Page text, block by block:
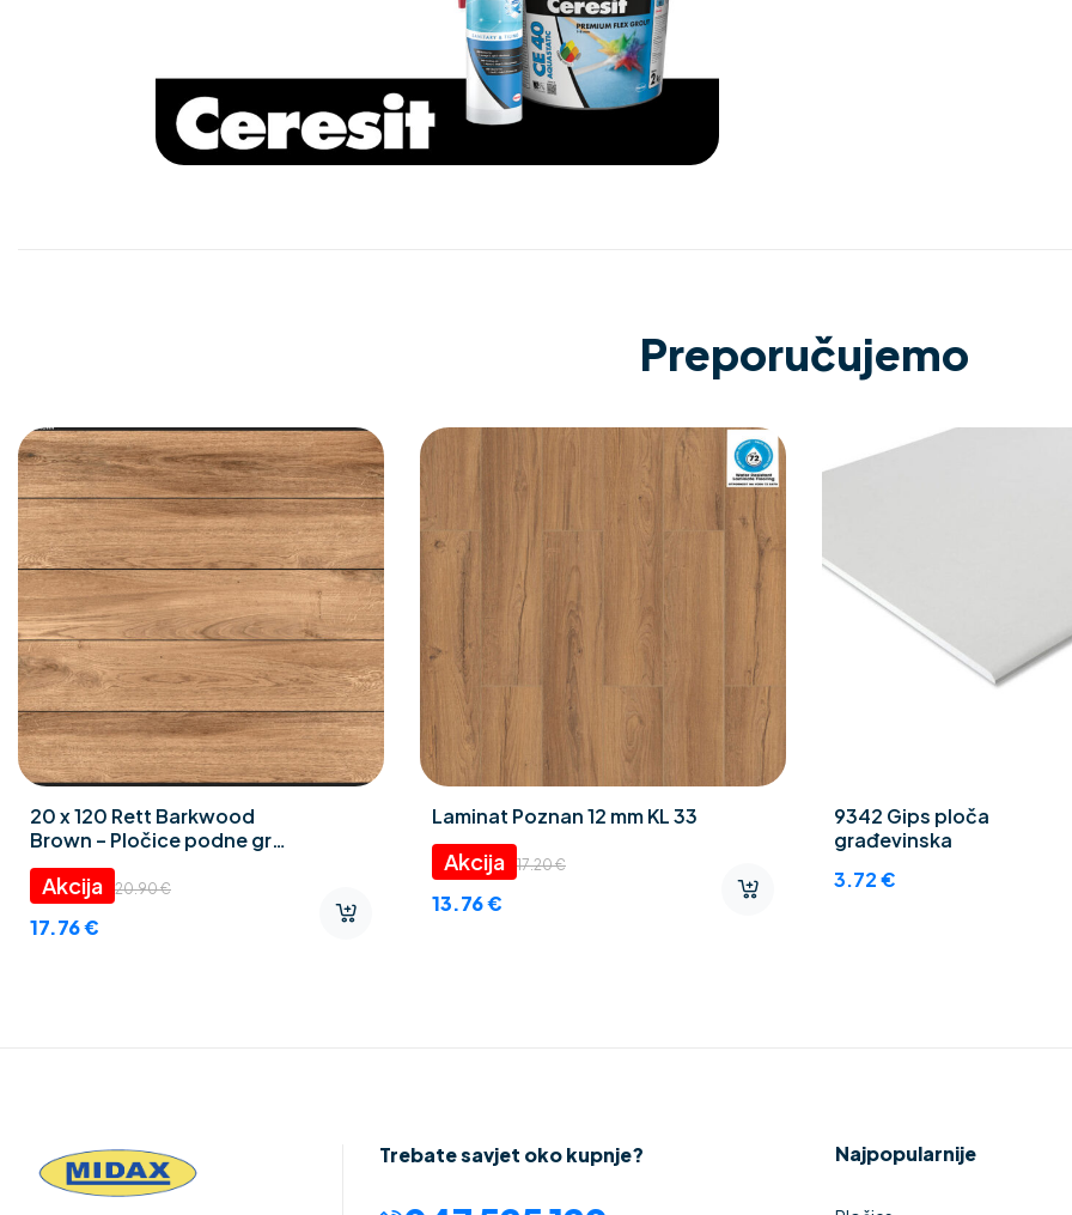
Preporučujemo
20 x 120 Rett Barkwood
Brown – Pločice podne gres
porculan
20.90€
17.76€
Laminat Poznan 12 mm KL 33
17.20€
13.76€
9342 Gips ploča
građevinska
3.72€
Trebate savjet oko kupnje? Najpopularnije